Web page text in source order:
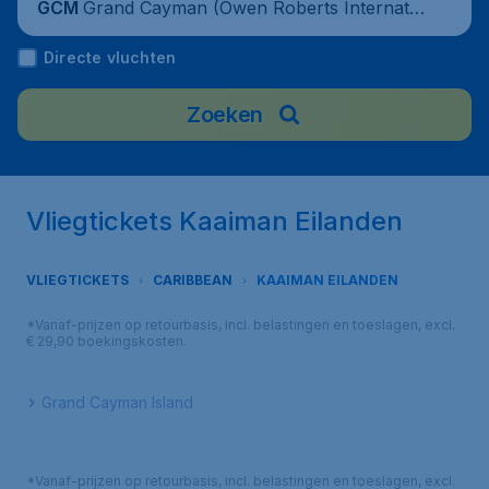
GCM Grand Cayman (Owen Roberts Internatio
nal Airport), Kaaimaneilanden
Directe vluchten
Zoeken
Vliegtickets Kaaiman Eilanden
VLIEGTICKETS CARIBBEAN KAAIMAN EILANDEN
*Vanaf-prijzen op retourbasis, incl. belastingen en toeslagen, excl.
€ 29,90 boekingskosten.
Grand Cayman Island
*Vanaf-prijzen op retourbasis, incl. belastingen en toeslagen, excl.